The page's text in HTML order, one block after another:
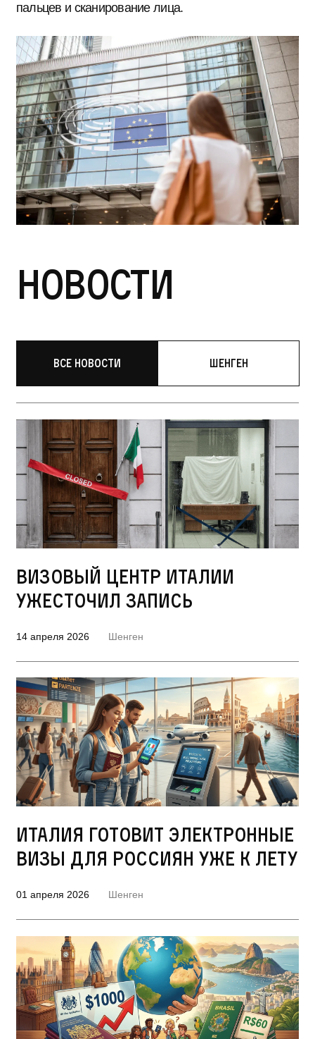
пальцев и сканирование лица.
Новости
Все новости Шенген
Визовый центр Италии
ужесточил запись
14 апреля 2026 Шенген
Италия готовит электронные
визы для россиян уже к лету
01 апреля 2026 Шенген